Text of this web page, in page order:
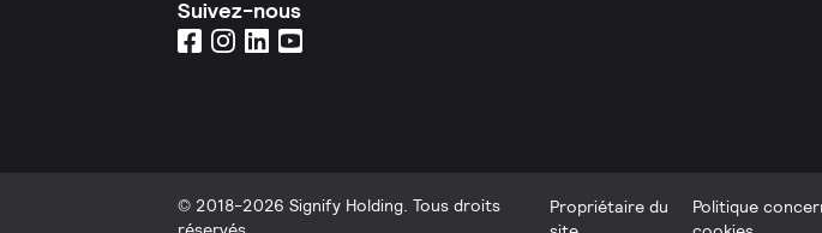
Suivez-nous
© 2018-2026 Signify Holding. Tous droits
Propriétaire du
Politique